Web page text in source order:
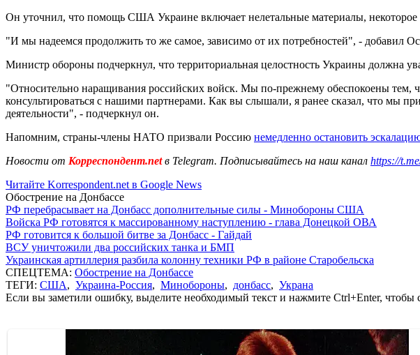
Он уточнил, что помощь США Украине включает нелетальные материалы, некоторое
"И мы надеемся продолжить то же самое, зависимо от их потребностей", - добавил
Министр обороны подчеркнул, что территориальная целостность Украины должна
"Относительно наращивания российских войск. Мы по-прежнему обеспокоены
консультироваться с нашими партнерами. Как вы слышали, я ранее сказал, что мы
деятельности", - подчеркнул он.
Напомним, страны-члены НАТО призвали Россию немедленно остановить
Новости от Корреспондент.netв Telegram. Подписывайтесь на наш канал https://
Читайте Korrespondent.net в Google News
Обострение на Донбассе
РФ перебрасывает на Донбасс дополнительные силы - Минобороны США
Войска РФ готовятся к массированному наступлению - глава Донецкой ОВА
РФ готовится к большой битве за Донбасс - Гайдай
ВСУ уничтожили два российских танка и БМП
Украинская артиллерия разбила колонну техники РФ в районе Старобельска
СПЕЦТЕМА: Обострение на Донбассе
ТЕГИ: США, Украина-Россия, Минобороны, донбасс, Украна
Если вы заметили ошибку, выделите необходимый текст и нажмите Ctrl+Enter, чтобы